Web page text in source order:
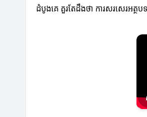
ដំបូងគេ គួរតែដឹងថា ការសរសេរ​អត្ថ